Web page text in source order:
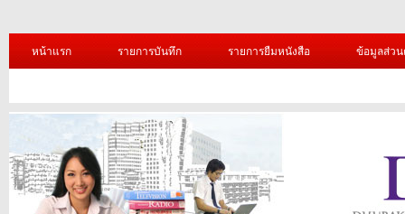
หน้าแรก รายการบันทึก รายการยืมหนังสือ ข้อมูลส่ว